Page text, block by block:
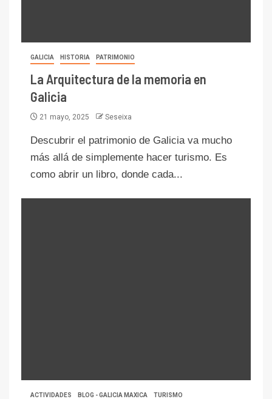
GALICIA HISTORIA PATRIMONIO
La Arquitectura de la memoria en
Galicia
21 mayo, 2025 Seseixa
Descubrir el patrimonio de Galicia va mucho
más allá de simplemente hacer turismo. Es
como abrir un libro, donde cada...
ACTIVIDADES BLOG - GALICIA MAXICA TURISMO